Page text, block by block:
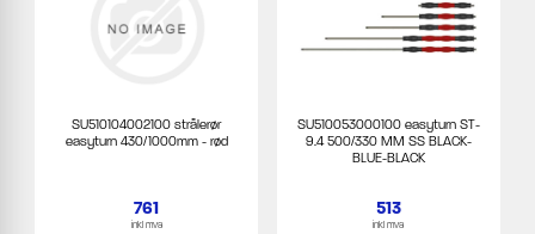
SU510104002100 strålerør
easyturn 430/1000mm - rød
761
inkl mva
SU510053000100 easyturn ST-
9.4 500/330 MM SS BLACK-
BLUE-BLACK
513
inkl mva